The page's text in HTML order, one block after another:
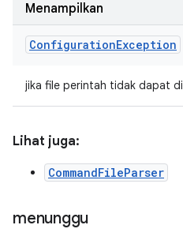
Menampilkan
ConfigurationException
jika file perintah tidak dapat
Lihat juga:
CommandFileParser
menunggu